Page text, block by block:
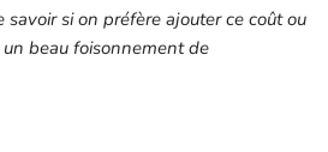
savoir si on préfère ajouter ce coût ou
beau foisonnement de